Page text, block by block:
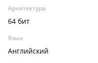
Архитектура
64 бит
Язык
Английский